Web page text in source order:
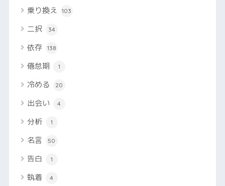
乗り換え 103
二択 34
依存 138
倦怠期 1
冷める 20
出会い 4
分析 1
名言 50
告白 1
執着 4